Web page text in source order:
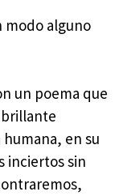
modo alguno
un poema que
en su
inciertos sin